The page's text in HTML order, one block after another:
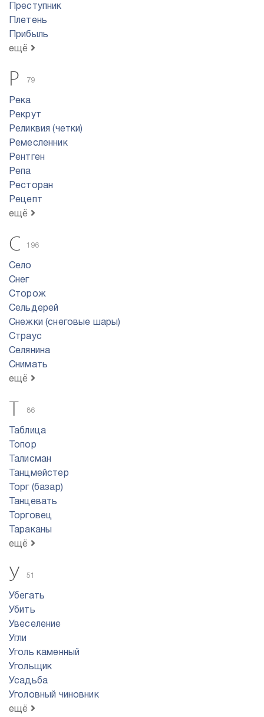
Преступник
Плетень
Прибыль
ещё
Р 79
Река
Рекрут
Реликвия (четки)
Ремесленник
Рентген
Репа
Ресторан
Рецепт
ещё
С 196
Село
Снег
Сторож
Сельдерей
Снежки (снеговые шары)
Страус
Селянина
Снимать
ещё
Т 86
Таблица
Топор
Талисман
Танцмейстер
Торг (базар)
Танцевать
Торговец
Тараканы
ещё
У 51
Убегать
Убить
Увеселение
Угли
Уголь каменный
Угольщик
Усадьба
Уголовный чиновник
ещё